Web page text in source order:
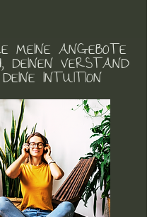
MEINE ANGEBOTE
DEINEN VERSTAND
INTUITION